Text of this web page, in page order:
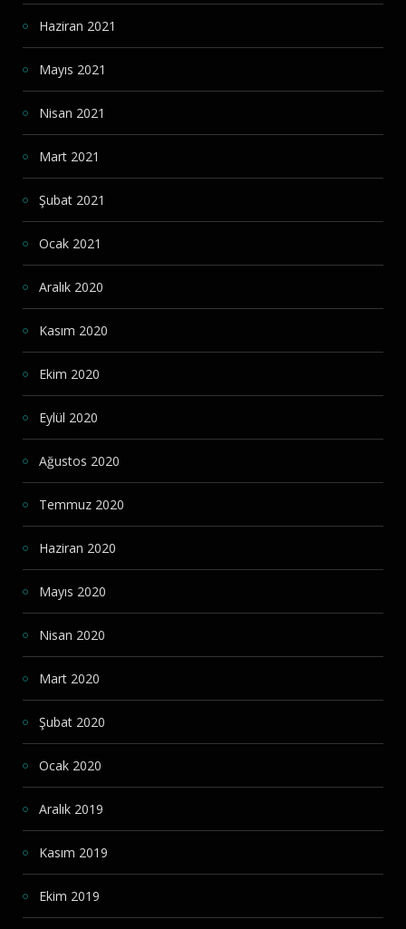
Haziran 2021
Mayıs 2021
Nisan 2021
Mart 2021
Şubat 2021
Ocak 2021
Aralık 2020
Kasım 2020
Ekim 2020
Eylül 2020
Ağustos 2020
Temmuz 2020
Haziran 2020
Mayıs 2020
Nisan 2020
Mart 2020
Şubat 2020
Ocak 2020
Aralık 2019
Kasım 2019
Ekim 2019